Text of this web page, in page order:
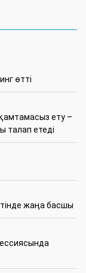
өтті
қамтамасыз ету –
талап етеді
жаңа басшы